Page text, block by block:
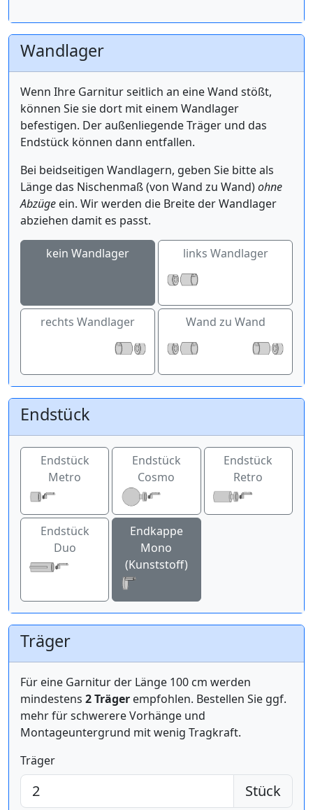
Wandlager
Wenn Ihre Garnitur seitlich an eine Wand stößt,
können Sie sie dort mit einem Wandlager
befestigen. Der außenliegende Träger und das
Endstück können dann entfallen.
Bei beidseitigen Wandlagern, geben Sie bitte als
Länge das Nischenmaß (von Wand zu Wand)ohne
Abzüge ein. Wir werden die Breite der Wandlager
abziehen damit es passt.
kein Wandlager links Wandlager
rechts Wandlager Wand zu Wand
Endstück
Endstück
Metro
Endstück
Cosmo
Endstück
Retro
Endstück
Duo
Endkappe
Mono
(Kunststoff)
Träger
Für eine Garnitur der Länge 100 cm werden
mindestens 2 Träger empfohlen. Bestellen Sie ggf.
mehr für schwerere Vorhänge und
Montageuntergrund mit wenig Tragkraft.
Träger
Stück